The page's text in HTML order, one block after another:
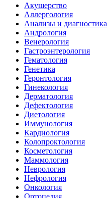
Акушерство
Аллергология
Анализы и диагностика
Андрология
Венерология
Гастроэнтерология
Гематология
Генетика
Геронтология
Гинекология
Дерматология
Дефектология
Диетология
Иммунология
Кардиология
Колопроктология
Косметология
Маммология
Неврология
Нефрология
Онкология
Ортопедия